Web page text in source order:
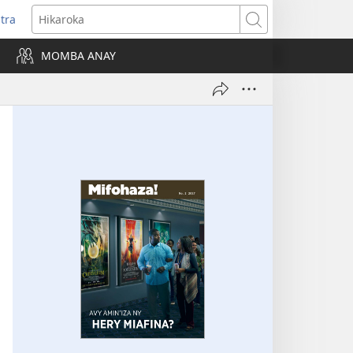
Hikaroka
MOMBA ANAY